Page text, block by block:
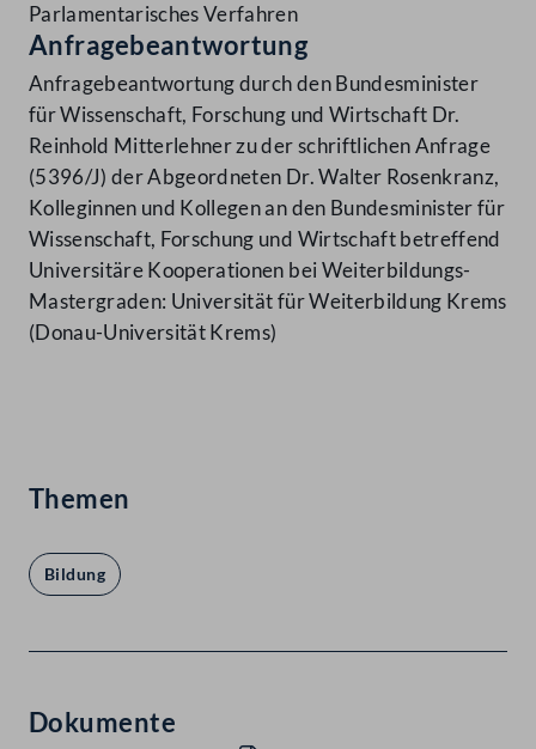
Parlamentarisches Verfahren
Anfragebeantwortung
Anfragebeantwortung durch den Bundesminister
für Wissenschaft, Forschung und Wirtschaft Dr.
Reinhold Mitterlehner zu der schriftlichen Anfrage
(5396/J) der Abgeordneten Dr. Walter Rosenkranz,
Kolleginnen und Kollegen an den Bundesminister für
Wissenschaft, Forschung und Wirtschaft betreffend
Universitäre Kooperationen bei Weiterbildungs-
Mastergraden: Universität für Weiterbildung Krems
(Donau-Universität Krems)
Themen
Bildung
Dokumente